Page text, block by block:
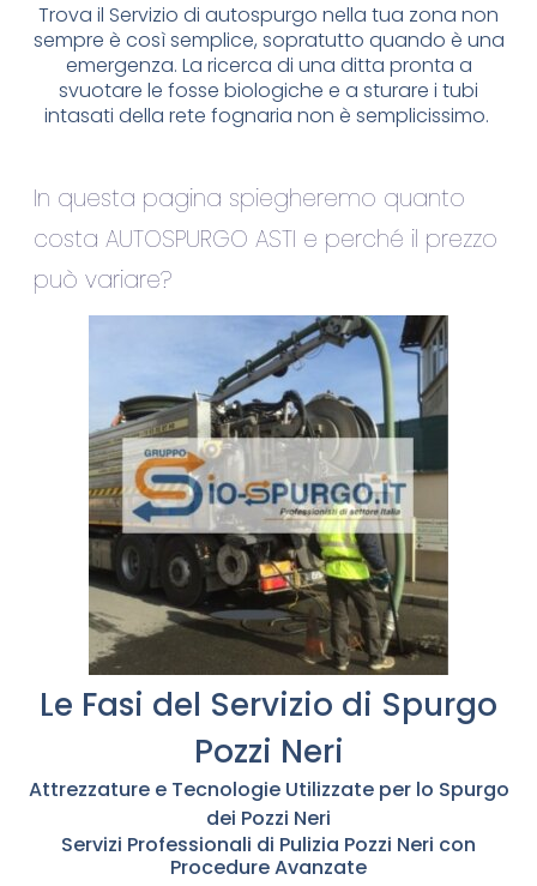
Trova il Servizio di autospurgo nella tua zona non
sempre è così semplice, sopratutto quando è una
emergenza. La ricerca di una ditta pronta a
svuotare le fosse biologiche e a sturare i tubi
intasati della rete fognaria non è semplicissimo.
In questa pagina spiegheremo quanto
costa AUTOSPURGO ASTI e perché il prezzo
può variare?
Le Fasi del Servizio di Spurgo
Pozzi Neri
Attrezzature e Tecnologie Utilizzate per lo Spurgo
dei Pozzi Neri
Servizi Professionali di Pulizia Pozzi Neri con
Procedure Avanzate